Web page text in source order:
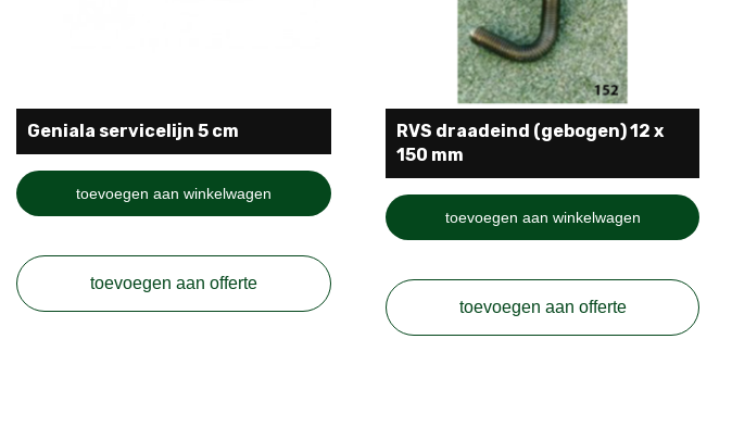
Geniala servicelijn 5 cm
toevoegen aan winkelwagen
toevoegen aan offerte
RVS draadeind (gebogen) 12 x
150 mm
toevoegen aan winkelwagen
toevoegen aan offerte